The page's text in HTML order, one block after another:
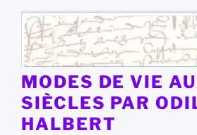
contenu
principal
MODES DE VIE
SIÈCLES PAR
HALBERT